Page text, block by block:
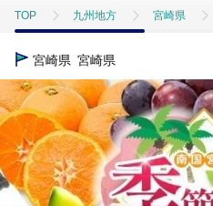
TOP 九州地方 宮崎県
TOP
TOP フルーツ ぶどう・マ
TOP フルーツ フルーツセ
宮崎県 宮崎県